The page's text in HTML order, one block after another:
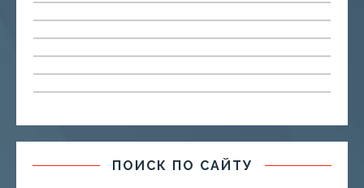
ПОИСК ПО САЙТУ